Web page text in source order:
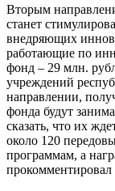
Вторым
станет
внедряющих
работающие по
фонд – 29 млн.
учреждений
направлении,
фонда будут
сказать, что их
около 120
программам, а